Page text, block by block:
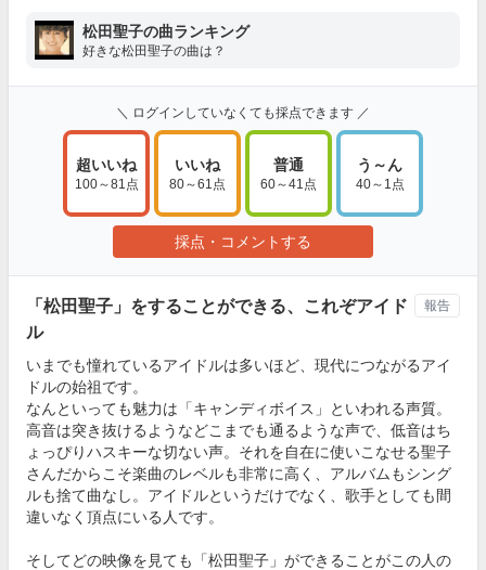
松田聖子の曲ランキング
好きな松田聖子の曲は？
＼ ログインしていなくても採点できます ／
超いいね
100～81点
いいね
80～61点
普通
60～41点
う～ん
40～1点
採点・コメントする
「松田聖子」をすることができる、これぞアイド
ル
いまでも憧れているアイドルは多いほど、現代につながるアイ
ドルの始祖です。
なんといっても魅力は「キャンディボイス」といわれる声質。
高音は突き抜けるようなどこまでも通るような声で、低音はち
ょっぴりハスキーな切ない声。それを自在に使いこなせる聖子
さんだからこそ楽曲のレベルも非常に高く、アルバムもシング
ルも捨て曲なし。アイドルというだけでなく、歌手としても間
違いなく頂点にいる人です。
そしてどの映像を見ても「松田聖子」ができることがこの人の
報告